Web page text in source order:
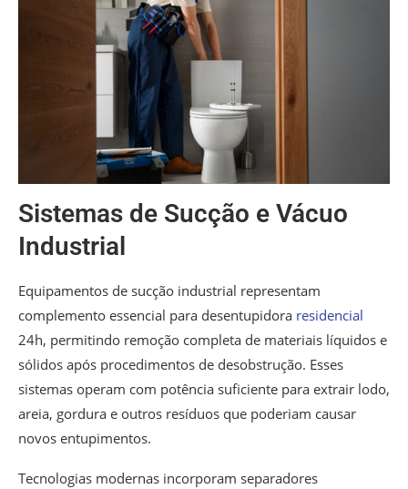
Sistemas de Sucção e Vácuo
Industrial
Equipamentos de sucção industrial representam
complemento essencial para desentupidora residencial
24h, permitindo remoção completa de materiais líquidos e
sólidos após procedimentos de desobstrução. Esses
sistemas operam com potência suficiente para extrair lodo,
areia, gordura e outros resíduos que poderiam causar
novos entupimentos.
Tecnologias modernas incorporam separadores